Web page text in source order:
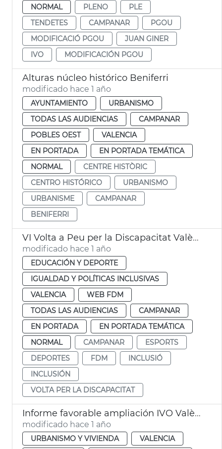
NORMAL
PLENO
PLE
TENDETES
CAMPANAR
PGOU
MODIFICACIÓ PGOU
JUAN GINER
IVO
MODIFICACIÓN PGOU
Alturas núcleo histórico Beniferri
modificado hace 1 año
AYUNTAMIENTO
URBANISMO
TODAS LAS AUDIENCIAS
CAMPANAR
POBLES OEST
VALENCIA
EN PORTADA
EN PORTADA TEMÁTICA
NORMAL
CENTRE HISTÒRIC
CENTRO HISTÓRICO
URBANISMO
URBANISME
CAMPANAR
BENIFERRI
VI Volta a Peu per la Discapacitat València Campanar
modificado hace 1 año
EDUCACIÓN Y DEPORTE
IGUALDAD Y POLÍTICAS INCLUSIVAS
VALENCIA
WEB FDM
TODAS LAS AUDIENCIAS
CAMPANAR
EN PORTADA
EN PORTADA TEMÁTICA
NORMAL
CAMPANAR
ESPORTS
DEPORTES
FDM
INCLUSIÓ
INCLUSIÓN
VOLTA PER LA DISCAPACITAT
Informe favorable ampliación IVO València
modificado hace 1 año
URBANISMO Y VIVIENDA
VALENCIA